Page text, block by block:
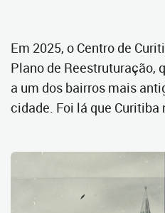
Em 2025, o Centro de
Plano de Reestruturação,
a um dos bairros mais
cidade. Foi lá que Curitiba